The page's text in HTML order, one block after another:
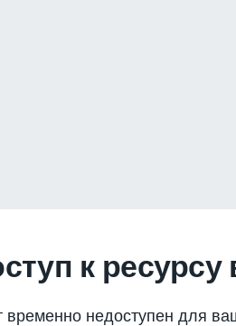
к
временно недоступен для